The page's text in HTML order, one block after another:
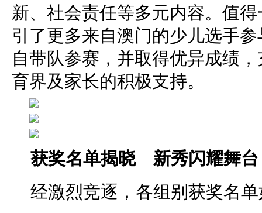
新、社会责任等多元内容。值
引了更多来自澳门的少儿选手
自带队参赛，并取得优异成绩
育界及家长的积极支持。
获奖名单揭晓 新秀闪耀舞台
经激烈竞逐，各组别获奖名